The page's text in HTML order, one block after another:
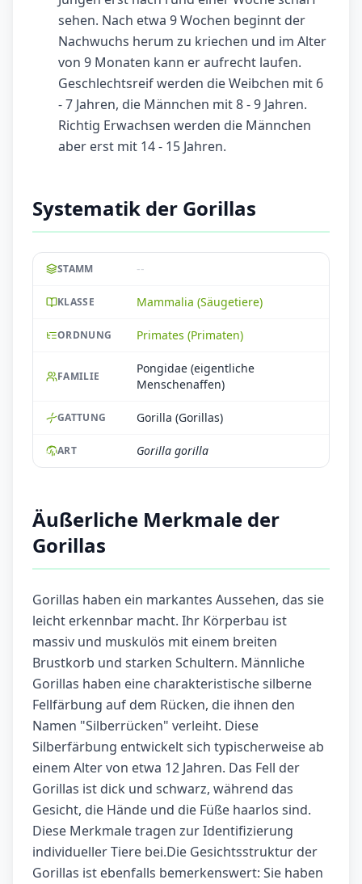
sehen. Nach etwa 9 Wochen beginnt der
Nachwuchs herum zu kriechen und im Alter
von 9 Monaten kann er aufrecht laufen.
Geschlechtsreif werden die Weibchen mit 6
- 7 Jahren, die Männchen mit 8 - 9 Jahren.
Richtig Erwachsen werden die Männchen
aber erst mit 14 - 15 Jahren.
Systematik der Gorillas
STAMM --
KLASSE Mammalia (Säugetiere)
ORDNUNG Primates (Primaten)
FAMILIE
Pongidae (eigentliche
Menschenaffen)
GATTUNG Gorilla (Gorillas)
ART Gorilla gorilla
Äußerliche Merkmale der
Gorillas
Gorillas haben ein markantes Aussehen, das sie
leicht erkennbar macht. Ihr Körperbau ist
massiv und muskulös mit einem breiten
Brustkorb und starken Schultern. Männliche
Gorillas haben eine charakteristische silberne
Fellfärbung auf dem Rücken, die ihnen den
Namen "Silberrücken" verleiht. Diese
Silberfärbung entwickelt sich typischerweise ab
einem Alter von etwa 12 Jahren. Das Fell der
Gorillas ist dick und schwarz, während das
Gesicht, die Hände und die Füße haarlos sind.
Diese Merkmale tragen zur Identifizierung
individueller Tiere bei.Die Gesichtsstruktur der
Gorillas ist ebenfalls bemerkenswert: Sie haben